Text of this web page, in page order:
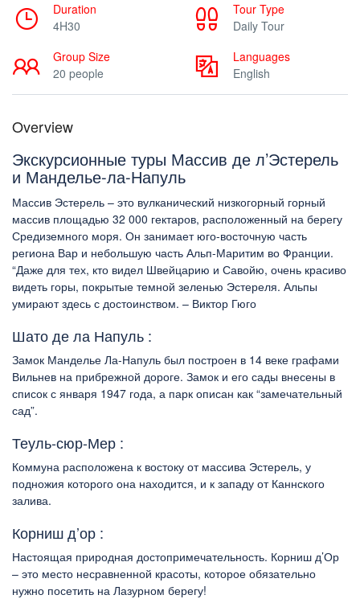
Duration
4H30
Tour Type
Daily Tour
Group Size
20 people
Languages
English
Overview
Экскурсионные туры Массив де л’Эстерель
и Манделье-ла-Напуль
Массив Эстерель – это вулканический низкогорный горный
массив площадью 32 000 гектаров, расположенный на берегу
Средиземного моря. Он занимает юго-восточную часть
региона Вар и небольшую часть Альп-Маритим во Франции.
“Даже для тех, кто видел Швейцарию и Савойю, очень красиво
видеть горы, покрытые темной зеленью Эстереля. Альпы
умирают здесь с достоинством. – Виктор Гюго
Шато де ла Напуль :
Замок Манделье Ла-Напуль был построен в 14 веке графами
Вильнев на прибрежной дороге. Замок и его сады внесены в
список с января 1947 года, а парк описан как “замечательный
сад”.
Теуль-сюр-Мер :
Коммуна расположена к востоку от массива Эстерель, у
подножия которого она находится, и к западу от Каннского
залива.
Корниш д’ор :
Настоящая природная достопримечательность. Корниш д’Ор
– это место несравненной красоты, которое обязательно
нужно посетить на Лазурном берегу!